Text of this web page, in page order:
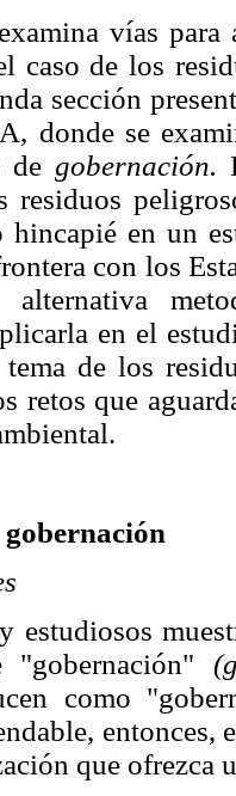
vías
caso de los
sección
donde se
degobernación.
residuos
hincapié en un
con los
alternativa
en el
de los
retos que
estudiosos
"gobernación"
como
entonces,
que ofrezca